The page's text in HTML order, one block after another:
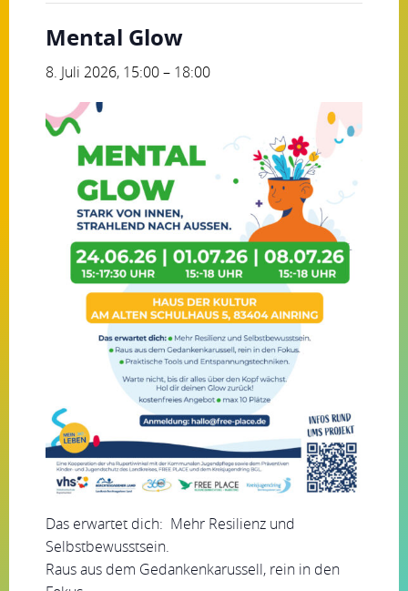
Mental Glow
8. Juli 2026, 15:00– 18:00
Das erwartet dich: Mehr Resilienz und
Selbstbewusstsein.
Raus aus dem Gedankenkarussell, rein in den